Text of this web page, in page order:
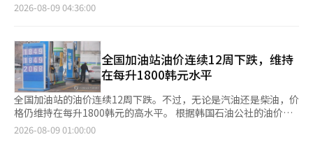
并将其视为彻底改革的机会。”并承诺：“为了更好的韩国足球未
的透明度和道德标准，以符合外界日益提高的要求。” 协会表
示：“我们将全力以赴，尽快落实包括即将到来的亚运会、下半年
的A级比赛和亚洲杯准备，以及扩大主席选举团等政策任务。” 最
后，协会表示：“我们将不断努力，成为一个能够以足球本质的价
值赢得大家的欢呼，而非愤怒、嘲讽和指责的组织。”※ 本报道
经人工智能（AI）系统翻译与编辑。
长郡长当天依次访问了六个干旱和高温脆弱地区，包括农田、蓄水
行了检查。张兴地区今年1月至7月的累计降水量为668.2毫米，仅
为平年922.8毫米的约72%。自本月1日起，张兴及全南地区持续
发布高温警报，农作物和养殖鱼类的受损风险也在加大。张兴郡在
3日至4日对辖区内农作物进行干旱损失调查，至今已接到水稻、黄
豆和辣椒等共计16.7公顷的损失报告。郡政府正围绕受损地区，向
农户租借乡镇拥有的抽水机，并持续检查农业用水的供应情况。与
张兴消防署建立协作机制，对水源需求紧急的地区提供紧急供水支
持。自7日起，郡政府在大德邑的潜头里投入消防水车，供应农业
2026-08-09 04:36:00
全国加油站油价连续12周下跌，维持
在每升1800韩元水平
全国加油站的油价连续12周下跌。不过，无论是汽油还是柴油，价
格仍维持在每升1800韩元的高水平。 根据韩国石油公社的油价信
息系统“Opinet”的数据，8月第一周（2日至6日）全国加油站汽
2026-08-09 01:00:00